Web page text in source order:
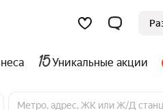
Уникальные акции